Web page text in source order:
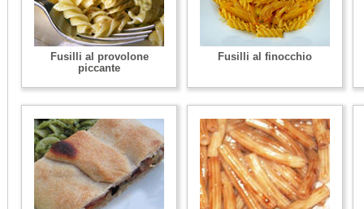
Fusilli al provolone
piccante
Fusilli al finocchio